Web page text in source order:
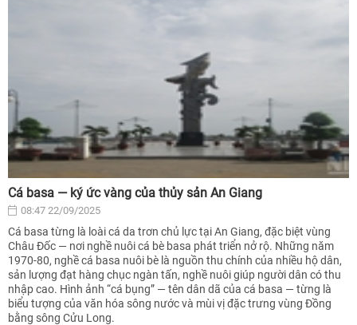
Cá basa — ký ức vàng của thủy sản An Giang
08:47 22/09/2025
Cá basa từng là loài cá da trơn chủ lực tại An Giang, đặc biệt vùng
Châu Đốc — nơi nghề nuôi cá bè basa phát triển nở rộ. Những năm
1970-80, nghề cá basa nuôi bè là nguồn thu chính của nhiều hộ dân,
sản lượng đạt hàng chục ngàn tấn, nghề nuôi giúp người dân có thu
nhập cao. Hình ảnh “cá bụng” — tên dân dã của cá basa — từng là
biểu tượng của văn hóa sông nước và mùi vị đặc trưng vùng Đồng
bằng sông Cửu Long.